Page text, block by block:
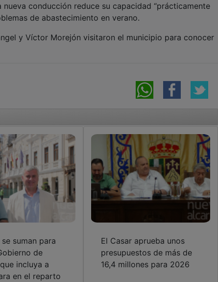
conducción reduce su capacidad “prácticamente
de abastecimiento en verano.
y Víctor Morejón visitaron el municipio para conocer
suman para
de
incluya a
en el reparto
El Casar aprueba unos
presupuestos de más de
16,4 millones para 2026